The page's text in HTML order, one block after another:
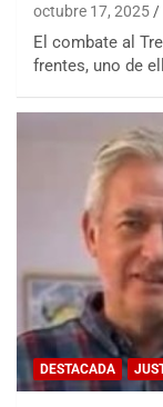
octubre 17, 2025
El combate al
frentes, uno de
DESTACADA